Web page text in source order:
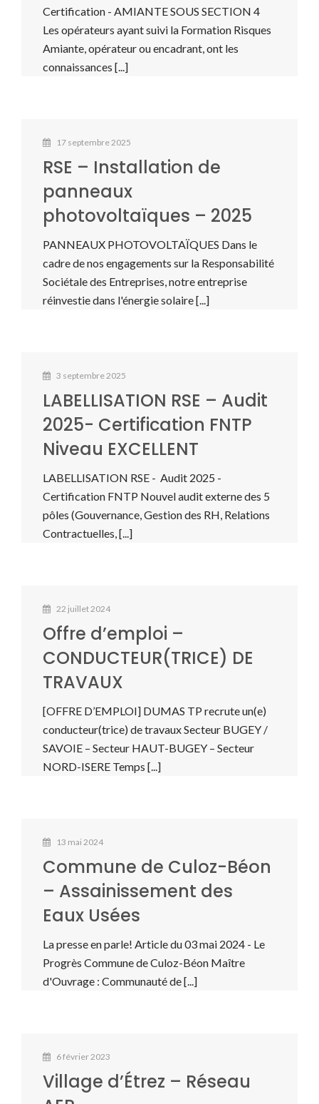
Certification - AMIANTE SOUS SECTION 4
Les opérateurs ayant suivi la Formation Risques
Amiante, opérateur ou encadrant, ont les
connaissances [...]
17 septembre 2025
RSE – Installation de
panneaux
photovoltaïques – 2025
PANNEAUX PHOTOVOLTAÏQUES Dans le
cadre de nos engagements sur la Responsabilité
Sociétale des Entreprises, notre entreprise
réinvestie dans l'énergie solaire [...]
3 septembre 2025
LABELLISATION RSE – Audit
2025- Certification FNTP
Niveau EXCELLENT
LABELLISATION RSE - Audit 2025 -
Certification FNTP Nouvel audit externe des 5
pôles (Gouvernance, Gestion des RH, Relations
Contractuelles, [...]
22 juillet 2024
Offre d’emploi –
CONDUCTEUR(TRICE) DE
TRAVAUX
[OFFRE D’EMPLOI] DUMAS TP recrute un(e)
conducteur(trice) de travaux Secteur BUGEY /
SAVOIE – Secteur HAUT-BUGEY – Secteur
NORD-ISERE Temps [...]
13 mai 2024
Commune de Culoz-Béon
– Assainissement des
Eaux Usées
La presse en parle! Article du 03 mai 2024 - Le
Progrès Commune de Culoz-Béon Maître
d'Ouvrage : Communauté de [...]
6 février 2023
Village d’Étrez – Réseau